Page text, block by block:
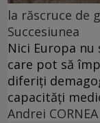
la răscruce de
Succesiunea
Nici Europa
care pot să
diferiți
capacități
Andrei CORNEA